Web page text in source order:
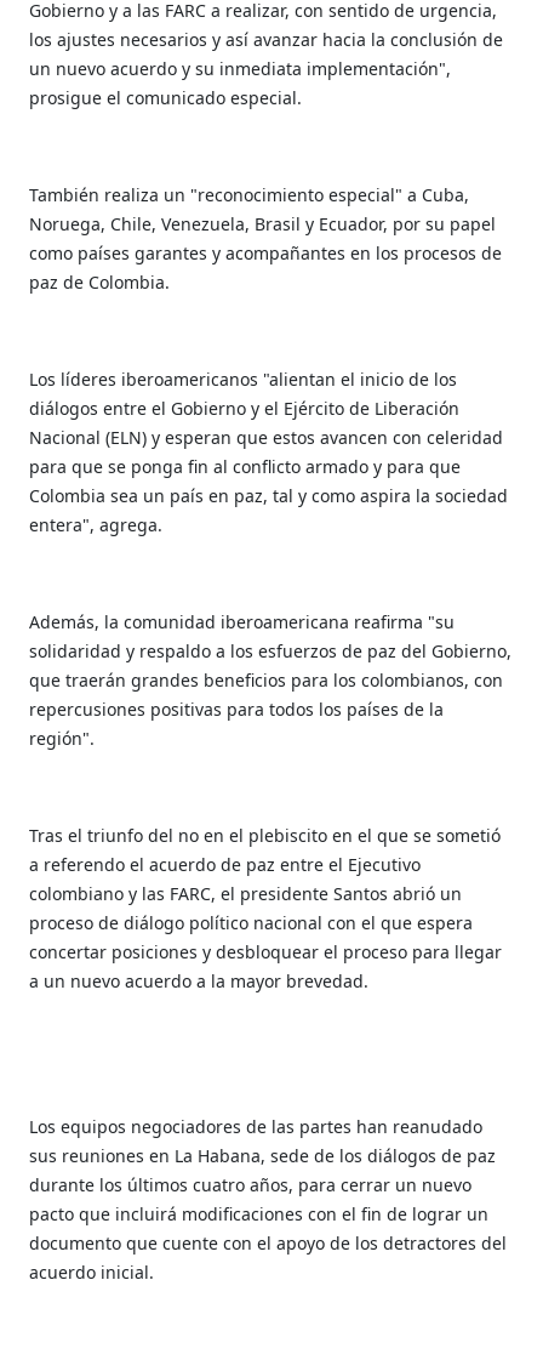
Gobierno y a las FARC a realizar, con sentido de urgencia,
los ajustes necesarios y así avanzar hacia la conclusión de
un nuevo acuerdo y su inmediata implementación",
prosigue el comunicado especial.
También realiza un "reconocimiento especial" a Cuba,
Noruega, Chile, Venezuela, Brasil y Ecuador, por su papel
como países garantes y acompañantes en los procesos de
paz de Colombia.
Los líderes iberoamericanos "alientan el inicio de los
diálogos entre el Gobierno y el Ejército de Liberación
Nacional (ELN) y esperan que estos avancen con celeridad
para que se ponga fin al conflicto armado y para que
Colombia sea un país en paz, tal y como aspira la sociedad
entera", agrega.
Además, la comunidad iberoamericana reafirma "su
solidaridad y respaldo a los esfuerzos de paz del Gobierno,
que traerán grandes beneficios para los colombianos, con
repercusiones positivas para todos los países de la
región".
Tras el triunfo del no en el plebiscito en el que se sometió
a referendo el acuerdo de paz entre el Ejecutivo
colombiano y las FARC, el presidente Santos abrió un
proceso de diálogo político nacional con el que espera
concertar posiciones y desbloquear el proceso para llegar
a un nuevo acuerdo a la mayor brevedad.
Los equipos negociadores de las partes han reanudado
sus reuniones en La Habana, sede de los diálogos de paz
durante los últimos cuatro años, para cerrar un nuevo
pacto que incluirá modificaciones con el fin de lograr un
documento que cuente con el apoyo de los detractores del
acuerdo inicial.